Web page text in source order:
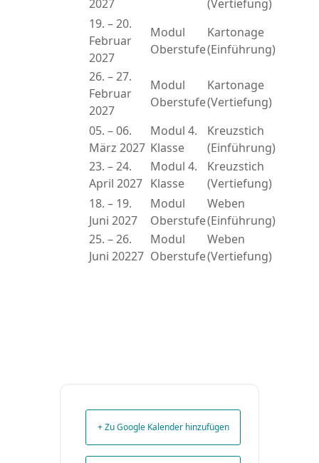
2027
(Vertiefung)
19. – 20.
Februar
2027
Modul
Oberstufe
Kartonage
(Einführung)
26. – 27.
Februar
2027
Modul
Oberstufe
Kartonage
(Vertiefung)
05. – 06.
März 2027
Modul 4.
Klasse
Kreuzstich
(Einführung)
23. – 24.
April 2027
Modul 4.
Klasse
Kreuzstich
(Vertiefung)
18. – 19.
Juni 2027
Modul
Oberstufe
Weben
(Einführung)
25. – 26.
Juni 20227
Modul
Oberstufe
Weben
(Vertiefung)
+ Zu Google Kalender hinzufügen